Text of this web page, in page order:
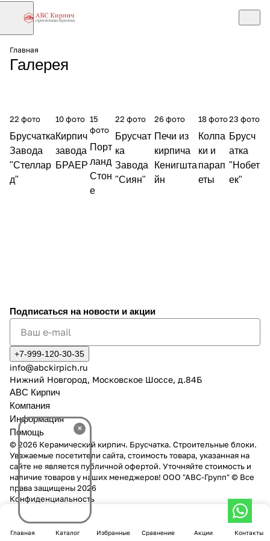
Главная
Галерея
22 фото
Брусчатка
Завода
"Стеллар
д"
10 фото
Кирпич
завода
БРАЕР
15
фото
Порт
ланд
Стон
е
22 фото
Брусчат
ка
Завода
"Сиян"
26 фото
Печи из
кирпича
Кенигшта
йн
18 фото
Колпа
ки и
парап
еты
23 фото
Брусч
атка
"Нобет
ек"
×
Главная Каталог Избранные Сравнение Акции Контакты
Подписаться на новости и акции
+7-999-120-30-35
info@abckirpich.ru
Нижний Новгород, Московское Шоссе, д.84Б
АВС Кирпич
Компания
Информация
Помощь
© 2026 Керамический кирпич. Брусчатка. Строительные блоки.
Уважаемые посетители сайта, стоимость товара, указанная на
сайте не является публичной офертой. Уточняйте стоимость и
наличие товаров у наших менеджеров! ООО "АВС-Групп" © Все
права защищены 2026
Конфиденциальность